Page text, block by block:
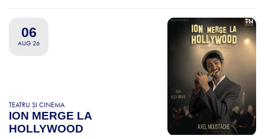
06
AUG 26
TEATRU ȘI CINEMA
ION MERGE LA
HOLLYWOOD